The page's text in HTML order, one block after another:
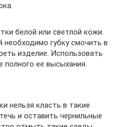
белой или светлой кожи.
необходимо губку смочить в
изделие. Использовать
ее высыхания.
нельзя класть в такие
и оставить чернильные